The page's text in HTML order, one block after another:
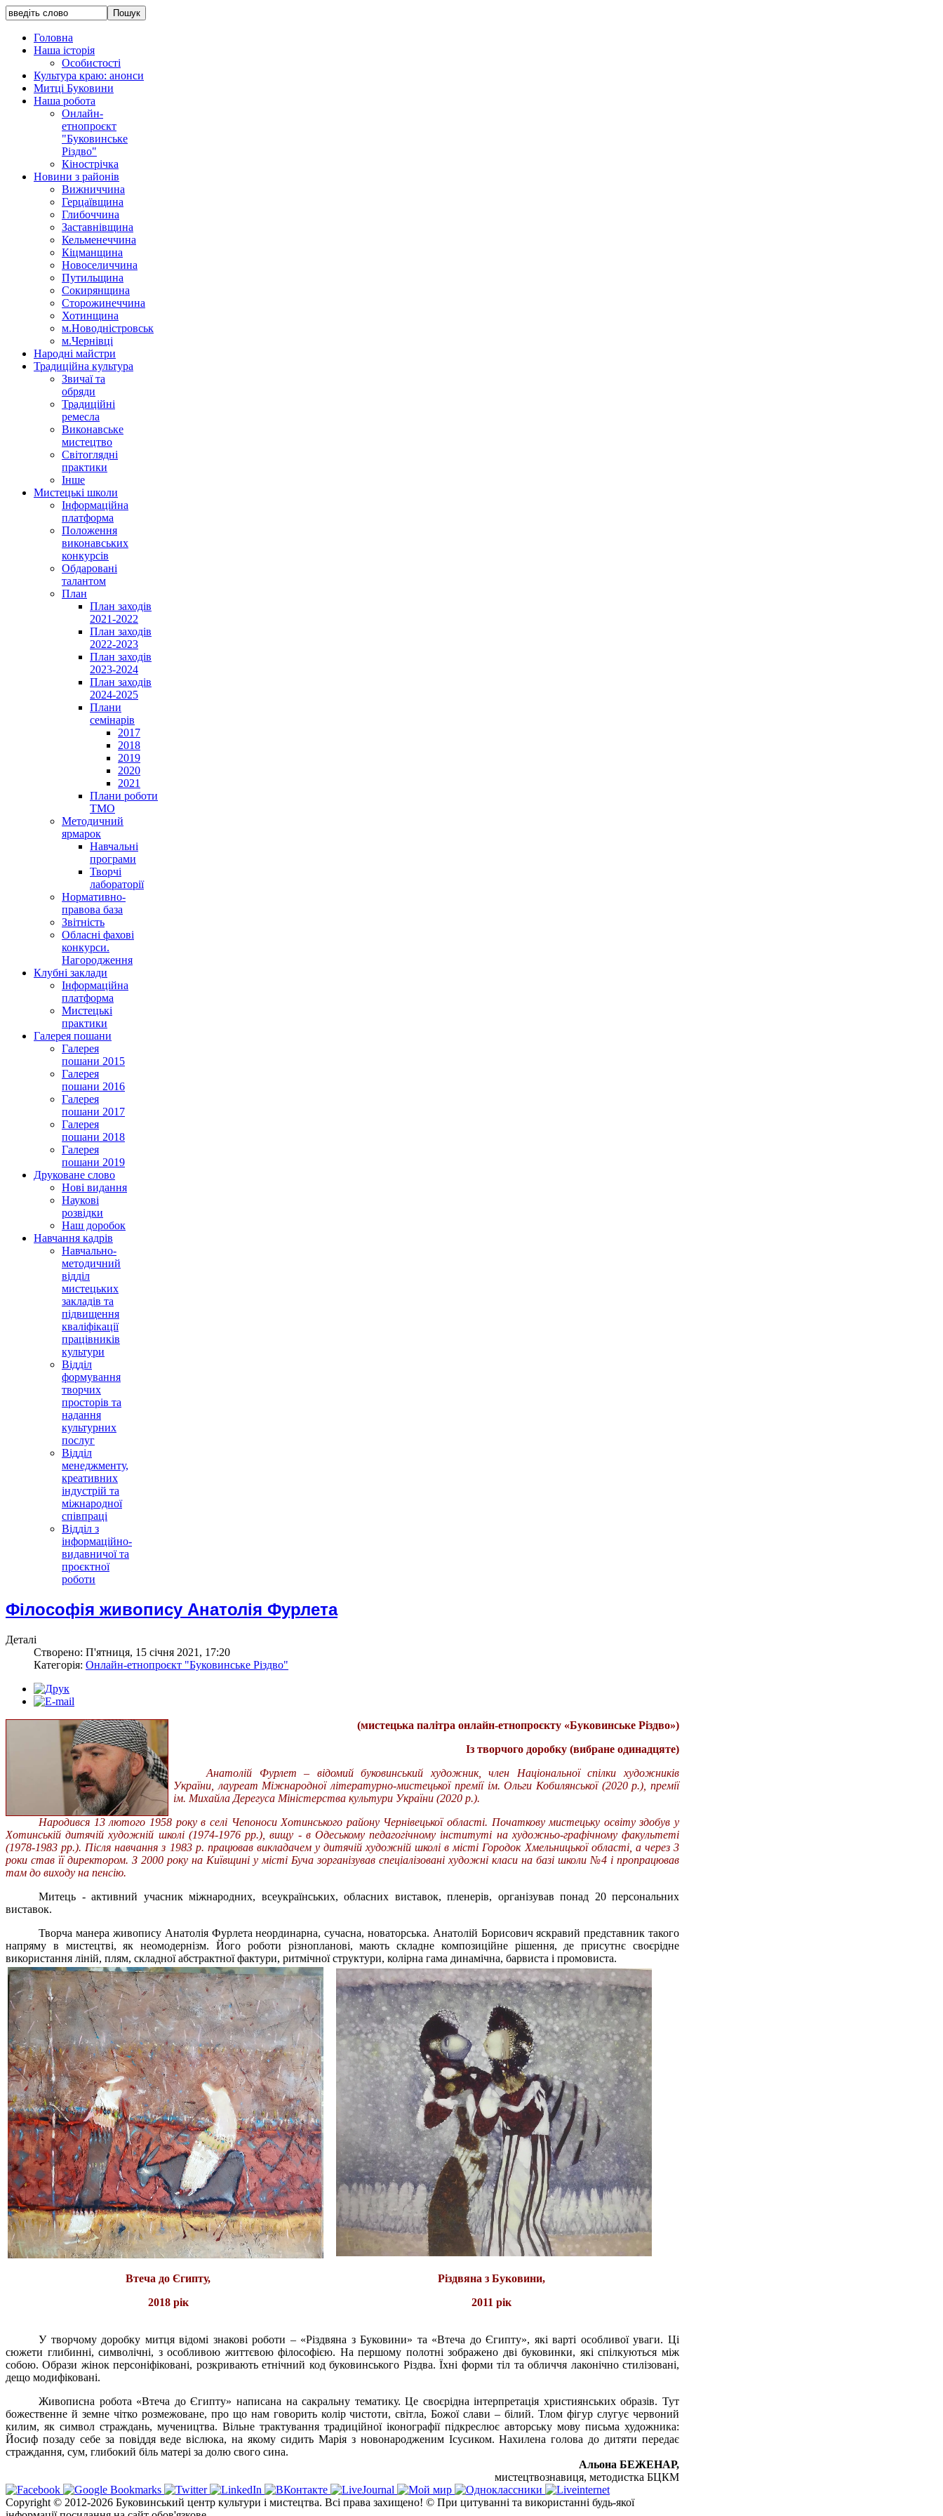
Головна
Наша історія
Особистості
Культура краю: анонси
Митці Буковини
Наша робота
Онлайн-
етнопроєкт
"Буковинське
Різдво"
Кінострічка
Новини з районів
Вижниччина
Герцаївщина
Глибоччина
Заставнівщина
Кельменеччина
Кіцманщина
Новоселиччина
Путильщина
Сокирянщина
Сторожинеччина
Хотинщина
м.Новодністровськ
м.Чернівці
Народні майстри
Традиційна культура
Звичаї та
обряди
Традиційні
ремесла
Виконавське
мистецтво
Світоглядні
практики
Інше
Мистецькі школи
Інформаційна
платформа
Положення
виконавських
конкурсів
Обдаровані
талантом
План
План заходів
2021-2022
План заходів
2022-2023
План заходів
2023-2024
План заходів
2024-2025
Плани
семінарів
2017
2018
2019
2020
2021
Плани роботи
ТМО
Методичний
ярмарок
Навчальні
програми
Творчі
лабораторії
Нормативно-
правова база
Звітність
Обласні фахові
конкурси.
Нагородження
Клубні заклади
Інформаційна
платформа
Мистецькі
практики
Галерея пошани
Галерея
пошани 2015
Галерея
пошани 2016
Галерея
пошани 2017
Галерея
пошани 2018
Галерея
пошани 2019
Друковане слово
Нові видання
Наукові
розвідки
Наш доробок
Навчання кадрів
Навчально-
методичний
відділ
мистецьких
закладів та
підвищення
кваліфікації
працівників
культури
Відділ
формування
творчих
просторів та
надання
культурних
послуг
Відділ
менеджменту,
креативних
індустрій та
міжнародної
співпраці
Відділ з
інформаційно-
видавничої та
проєктної
роботи
Філософія живопису Анатолія Фурлета
Деталі
Створено: П'ятниця, 15 січня 2021, 17:20
Категорія: Онлайн-етнопроєкт "Буковинське Різдво"
(мистецька палітра онлайн-етнопроєкту «Буковинське Різдво»)
Із творчого доробку (вибране одинадцяте)
Анатолій Фурлет – відомий буковинський художник, член Національної спілки художників
України, лауреат Міжнародної літературно-мистецької премії ім. Ольги Кобилянської (2020 р.), премії
ім. Михайла Дерегуса Міністерства культури України (2020 р.).
Народився 13 лютого 1958 року в селі Чепоноси Хотинського району Чернівецької області. Початкову мистецьку освіту здобув у
Хотинській дитячій художній школі (1974-1976 рр.), вищу - в Одеському педагогічному інституті на художньо-графічному факультеті
(1978-1983 рр.). Після навчання з 1983 р. працював викладачем у дитячій художній школі в місті Городок Хмельницької області, а через 3
роки став її директором. З 2000 року на Київщині у місті Буча зорганізував спеціалізовані художні класи на базі школи №4 і пропрацював
там до виходу на пенсію.
Митець - активний учасник міжнародних, всеукраїнських, обласних виставок, пленерів, організував понад 20 персональних
виставок.
Творча манера живопису Анатолія Фурлета неординарна, сучасна, новаторська. Анатолій Борисович яскравий представник такого
напряму в мистецтві, як неомодернізм. Його роботи різнопланові, мають складне композиційне рішення, де присутнє своєрідне
використання ліній, плям, складної абстрактної фактури, ритмічної структури, колірна гама динамічна, барвиста і промовиста.
Втеча до Єгипту,
2018 рік
Різдвяна з Буковини,
2011 рік
У творчому доробку митця відомі знакові роботи – «Різдвяна з Буковини» та «Втеча до Єгипту», які варті особливої уваги. Ці
сюжети глибинні, символічні, з особливою життєвою філософією. На першому полотні зображено дві буковинки, які спілкуються між
собою. Образи жінок персоніфіковані, розкривають етнічний код буковинського Різдва. Їхні форми тіл та обличчя лаконічно стилізовані,
дещо модифіковані.
Живописна робота «Втеча до Єгипту» написана на сакральну тематику. Це своєрідна інтерпретація християнських образів. Тут
божественне й земне чітко розмежоване, про що нам говорить колір чистоти, світла, Божої слави – білий. Тлом фігур слугує червоний
килим, як символ страждань, мучеництва. Вільне трактування традиційної іконографії підкреслює авторську мову письма художника:
Йосиф позаду себе за повіддя веде віслюка, на якому сидить Марія з новонародженим Ісусиком. Нахилена голова до дитяти передає
страждання, сум, глибокий біль матері за долю свого сина.
Альона БЕЖЕНАР,
мистецтвознавиця, методистка БЦКМ
Copyright © 2012-2026 Буковинський центр культури і мистецтва. Всі права захищено! © При цитуванні та використанні будь-якої